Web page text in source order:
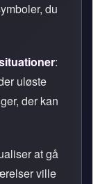
du
:
uløste
der kan
at gå
ville